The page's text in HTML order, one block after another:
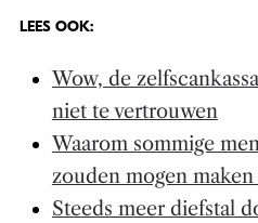
LEES OOK:
Wow, de
niet te vertrouwen
Waarom sommige
zouden mogen maken
Steeds meer diefstal